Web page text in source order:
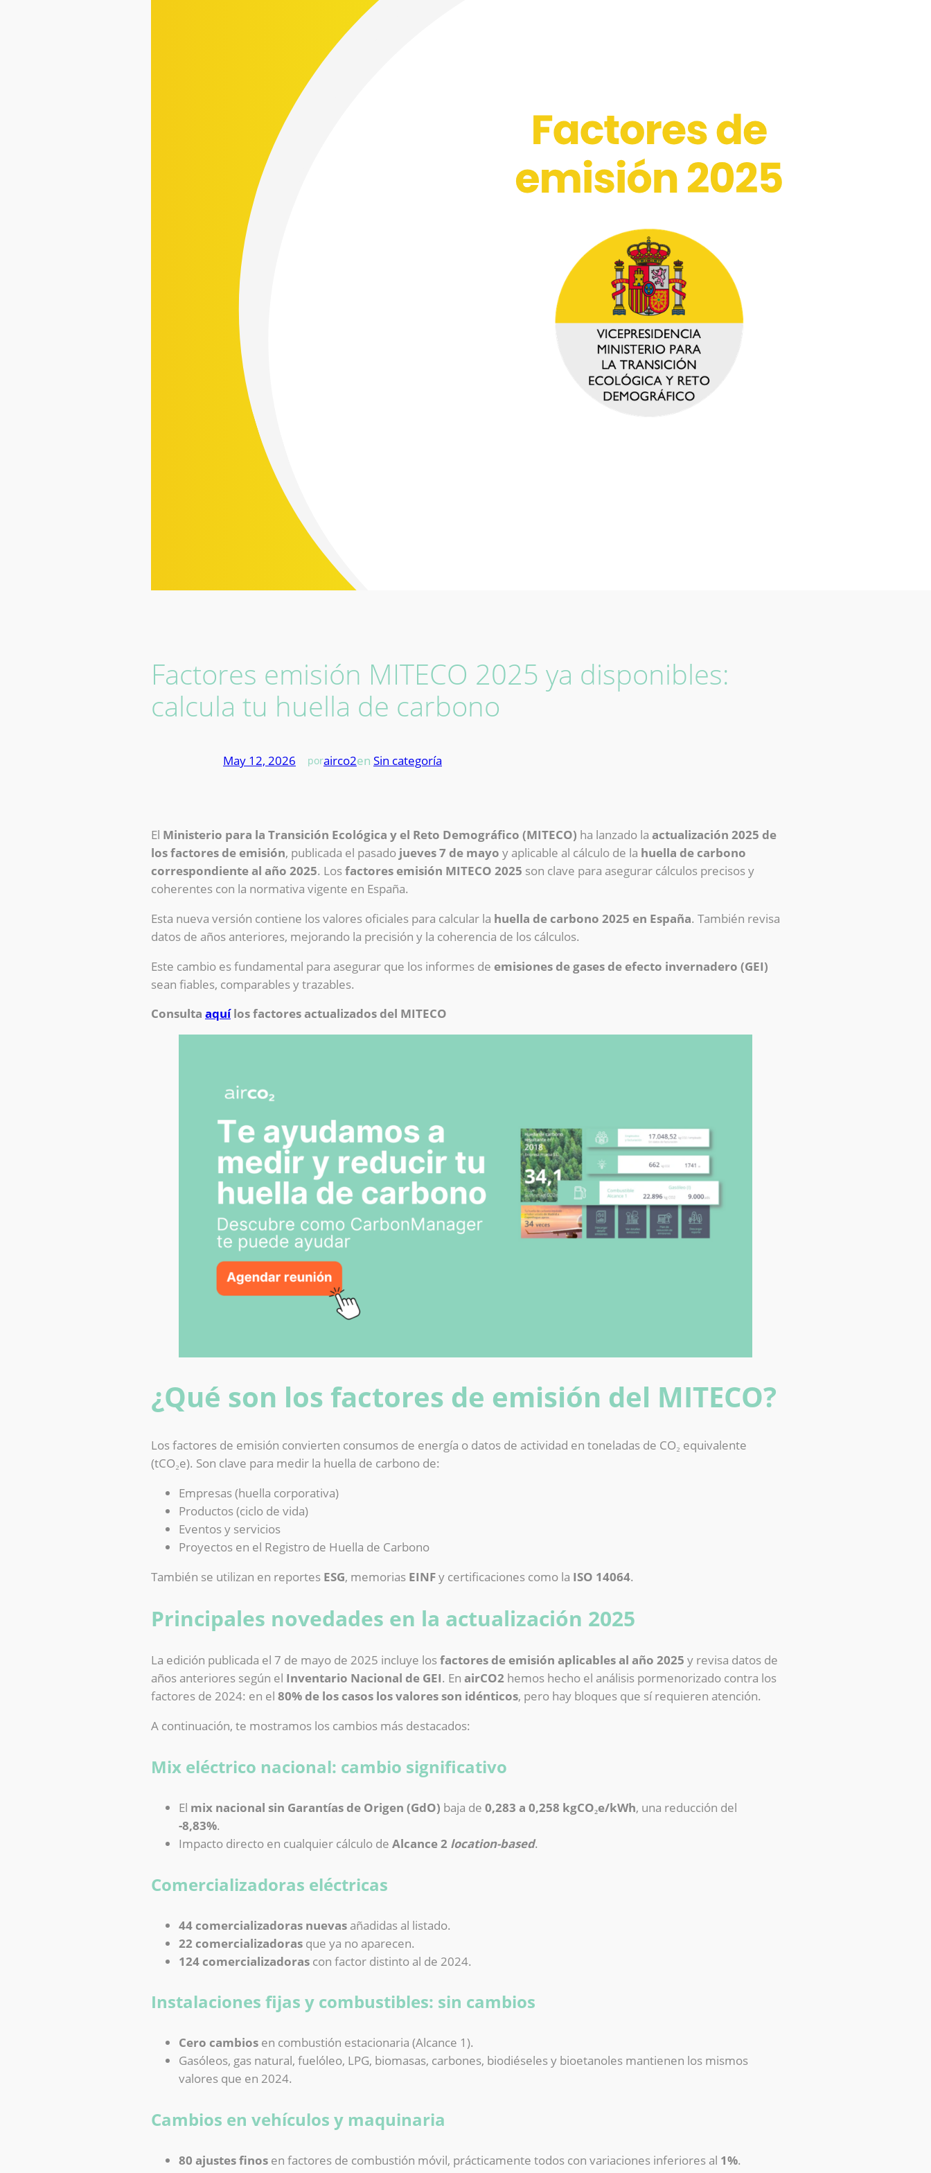
Factores emisión MITECO 2025 ya disponibles:
calcula tu huella de carbono
May 12, 2026 porairco2en Sin categoría
El Ministerio para la Transición Ecológica y el Reto Demográfico (MITECO) ha lanzado la actualización 2025 de
los factores de emisión, publicada el pasado jueves 7 de mayo y aplicable al cálculo de la huella de carbono
correspondiente al año 2025. Losfactores emisión MITECO 2025 son clave para asegurar cálculos precisos y
coherentes con la normativa vigente en España.
Esta nueva versión contiene los valores oficiales para calcular la huella de carbono 2025 en España. También revisa
datos de años anteriores, mejorando la precisión y la coherencia de los cálculos.
Este cambio es fundamental para asegurar que los informes de emisiones de gases de efecto invernadero (GEI)
sean fiables, comparables y trazables.
Consulta aquílos factores actualizados del MITECO
¿Qué son los factores de emisión del MITECO?
Los factores de emisión convierten consumos de energía o datos de actividad en toneladas de CO₂ equivalente
(tCO₂e). Son clave para medir la huella de carbono de:
Empresas (huella corporativa)
Productos (ciclo de vida)
Eventos y servicios
Proyectos en el Registro de Huella de Carbono
También se utilizan en reportes ESG, memorias EINFy certificaciones como la ISO 14064.
Principales novedades en la actualización 2025
La edición publicada el 7 de mayo de 2025 incluye losfactores de emisión aplicables al año 2025 y revisa datos de
años anteriores según el Inventario Nacional de GEI. En airCO2 hemos hecho el análisis pormenorizado contra los
factores de 2024: en el 80% de los casos los valores son idénticos, pero hay bloques que sí requieren atención.
A continuación, te mostramos los cambios más destacados:
Mix eléctrico nacional: cambio significativo
El mix nacional sin Garantías de Origen (GdO) baja de 0,283 a 0,258 kgCO₂e/kWh, una reducción del
-8,83%.
Impacto directo en cualquier cálculo de Alcance 2 location-based.
Comercializadoras eléctricas
44 comercializadoras nuevas añadidas al listado.
22 comercializadoras que ya no aparecen.
124 comercializadoras con factor distinto al de 2024.
Instalaciones fijas y combustibles: sin cambios
Cero cambios en combustión estacionaria (Alcance 1).
Gasóleos, gas natural, fuelóleo, LPG, biomasas, carbones, biodiéseles y bioetanoles mantienen los mismos
valores que en 2024.
Cambios en vehículos y maquinaria
80 ajustes finos en factores de combustión móvil, prácticamente todos con variaciones inferiores al 1%.